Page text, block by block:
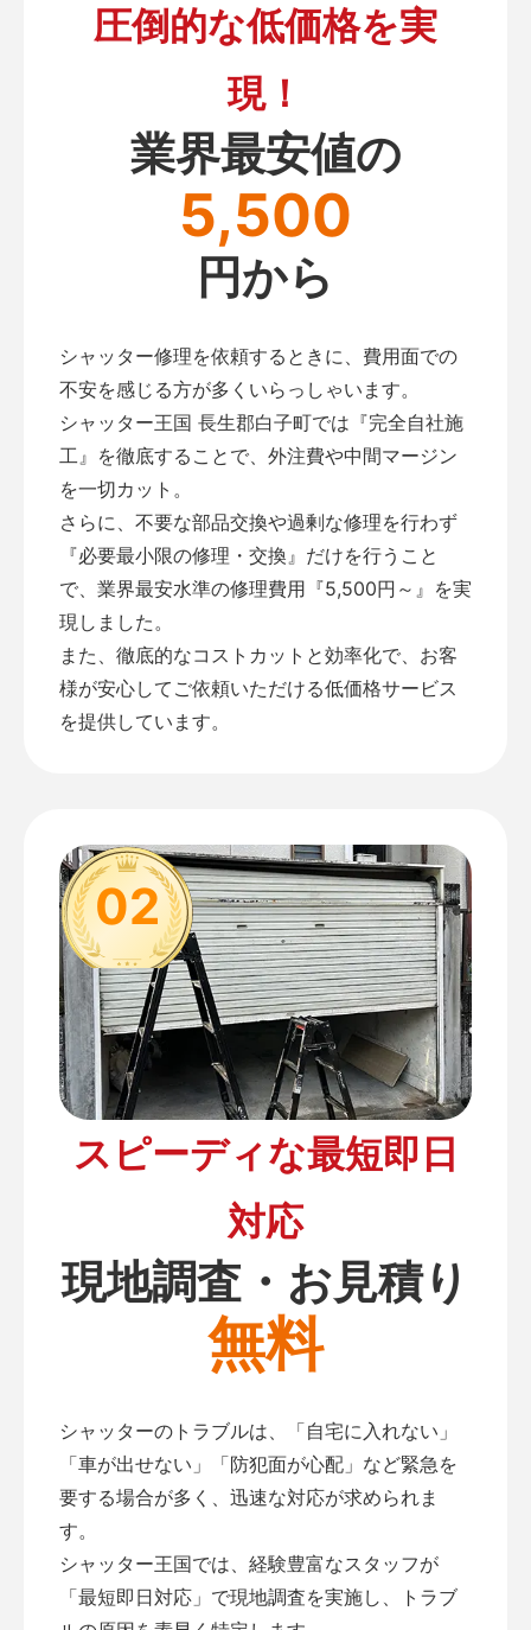
圧倒的な低価格を実
現！
業界最安値の
5,500
円から
シャッター修理を依頼するときに、費用面での
不安を感じる方が多くいらっしゃいます。
シャッター王国 長生郡白子町では『完全自社施
工』を徹底することで、外注費や中間マージン
を一切カット。
さらに、不要な部品交換や過剰な修理を行わず
『必要最小限の修理・交換』だけを行うこと
で、業界最安水準の修理費用『5,500円～』を実
現しました。
また、徹底的なコストカットと効率化で、お客
様が安心してご依頼いただける低価格サービス
を提供しています。
02
スピーディな最短即日
対応
現地調査・お見積り
無料
シャッターのトラブルは、「自宅に入れない」
「車が出せない」「防犯面が心配」など緊急を
要する場合が多く、迅速な対応が求められま
す。
シャッター王国では、経験豊富なスタッフが
「最短即日対応」で現地調査を実施し、トラブ